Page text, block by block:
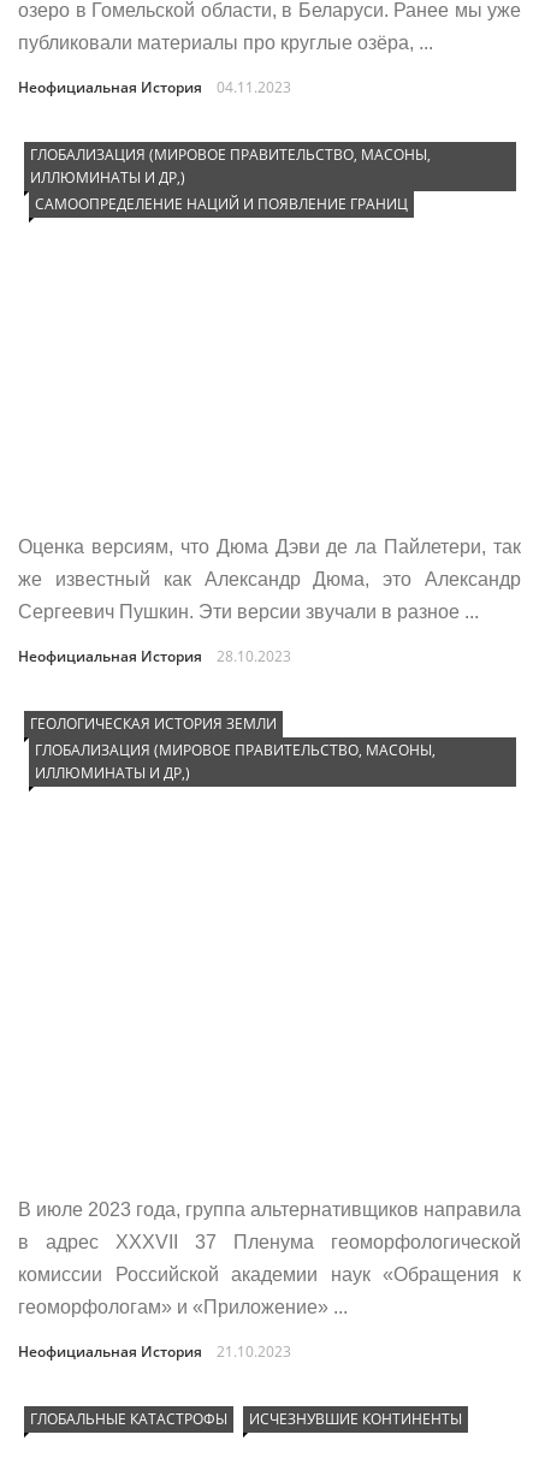
озеро в Гомельской области, в Беларуси. Ранее мы уже
публиковали материалы про круглые озёра, ...
Неофициальная История 04.11.2023
ГЛОБАЛИЗАЦИЯ (МИРОВОЕ ПРАВИТЕЛЬСТВО, МАСОНЫ,
ИЛЛЮМИНАТЫ И ДР,)
САМООПРЕДЕЛЕНИЕ НАЦИЙ И ПОЯВЛЕНИЕ ГРАНИЦ
Оценка версиям, что Дюма Дэви де ла Пайлетери, так
же известный как Александр Дюма, это Александр
Сергеевич Пушкин. Эти версии звучали в разное ...
Неофициальная История 28.10.2023
ГЕОЛОГИЧЕСКАЯ ИСТОРИЯ ЗЕМЛИ
ГЛОБАЛИЗАЦИЯ (МИРОВОЕ ПРАВИТЕЛЬСТВО, МАСОНЫ,
ИЛЛЮМИНАТЫ И ДР,)
В июле 2023 года, группа альтернативщиков направила
в адрес XXXVII 37 Пленума геоморфологической
комиссии Российской академии наук «Обращения к
геоморфологам» и «Приложение» ...
Неофициальная История 21.10.2023
ГЛОБАЛЬНЫЕ КАТАСТРОФЫ ИСЧЕЗНУВШИЕ КОНТИНЕНТЫ